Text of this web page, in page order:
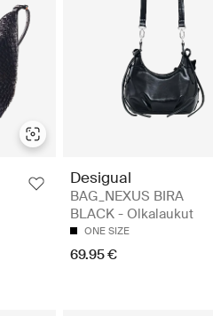
Desigual
BAG_NEXUS BIRA
BLACK - Olkalaukut
ONE SIZE
69.95 €